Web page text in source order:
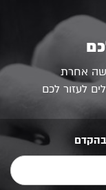
אחרת
לעזור לכם
בהקדם